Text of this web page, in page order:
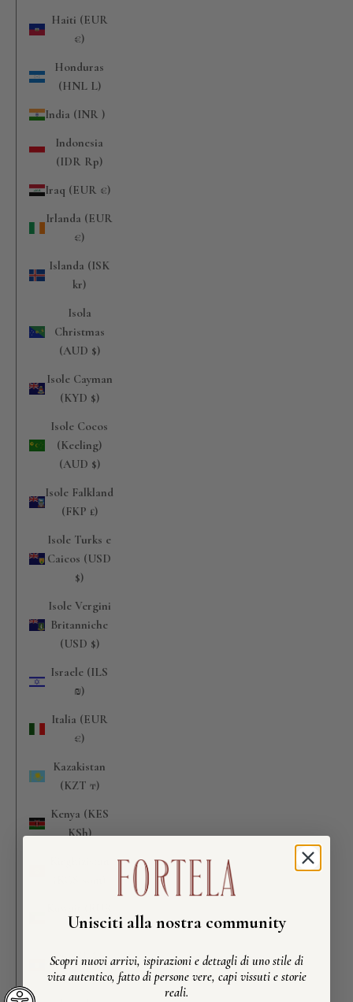
Haiti (EUR
€)
Honduras
(HNL L)
India (INR ₹)
Indonesia
(IDR Rp)
Iraq (EUR €)
Irlanda (EUR
€)
Islanda (ISK
kr)
Isola
Christmas
(AUD $)
Isole Cayman
(KYD $)
Isole Cocos
(Keeling)
(AUD $)
Isole Falkland
(FKP £)
Isole Turks e
Caicos (USD
$)
Isole Vergini
Britanniche
(USD $)
Israele (ILS
₪)
Italia (EUR
€)
Kazakistan
(KZT ₸)
Kenya (KES
KSh)
€)
Laos (LAK
₭)
Unisciti alla nostra community
Scopri nuovi arrivi, ispirazioni e dettagli di uno stile di
vita autentico, fatto di persone vere, capi vissuti e storie
reali.